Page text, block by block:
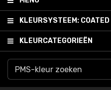
KLEURSYSTEEM: COATED
KLEURCATEGORIEËN